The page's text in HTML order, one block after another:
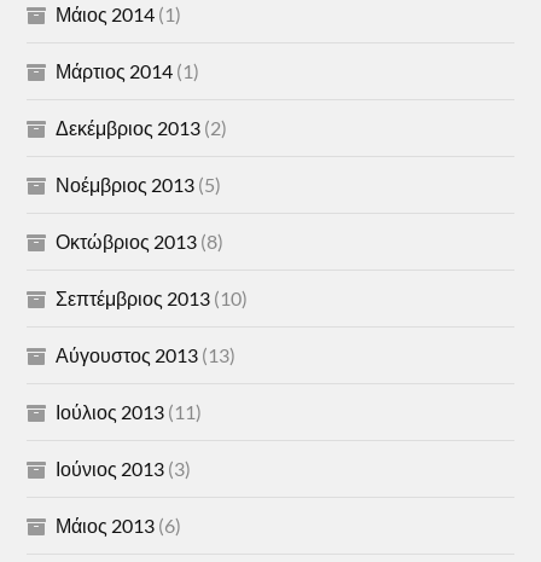
Μάιος 2014 (1)
Μάρτιος 2014 (1)
Δεκέμβριος 2013 (2)
Νοέμβριος 2013 (5)
Οκτώβριος 2013 (8)
Σεπτέμβριος 2013 (10)
Αύγουστος 2013 (13)
Ιούλιος 2013 (11)
Ιούνιος 2013 (3)
Μάιος 2013 (6)